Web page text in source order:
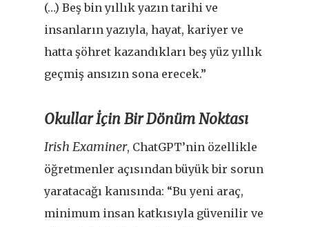
(…) Beş bin yıllık yazın tarihi ve
insanların yazıyla, hayat, kariyer ve
hatta şöhret kazandıkları beş yüz yıllık
geçmiş ansızın sona erecek.”
Okullar İçin Bir Dönüm Noktası
Irish Examiner, ChatGPT’nin özellikle
öğretmenler açısından büyük bir sorun
yaratacağı kanısında: “Bu yeni araç,
minimum insan katkısıyla güvenilir ve